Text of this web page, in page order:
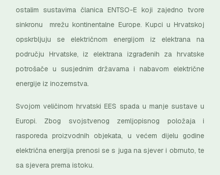
ostalim sustavima članica ENTSO-E koji zajedno tvore
sinkronu mrežu kontinentalne Europe. Kupci u Hrvatskoj
opskrbljuju se električnom energijom iz elektrana na
području Hrvatske, iz elektrana izgrađenih za hrvatske
potrošače u susjednim državama i nabavom električne
energije iz inozemstva.
Svojom veličinom hrvatski EES spada u manje sustave u
Europi. Zbog svojstvenog zemljopisnog položaja i
rasporeda proizvodnih objekata, u većem dijelu godine
električna energija prenosi se s juga na sjever i obrnuto, te
sa sjevera prema istoku.